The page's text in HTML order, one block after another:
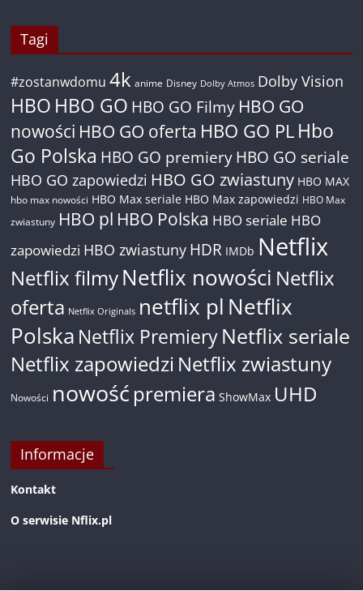
Tagi
#zostanwdomu 4k anime Disney Dolby Atmos Dolby Vision
HBO HBO GO HBO GO Filmy HBO GO
nowości HBO GO oferta HBO GO PL Hbo
Go Polska HBO GO premiery HBO GO seriale
HBO GO zapowiedzi HBO GO zwiastuny HBO MAX
hbo max nowości HBO Max seriale HBO Max zapowiedzi HBO Max
zwiastuny HBO pl HBO Polska HBO seriale HBO
zapowiedzi HBO zwiastuny HDR IMDb Netflix
Netflix filmyNetflix nowości Netflix
oferta Netflix Originals netflix pl Netflix
Polska Netflix PremieryNetflix seriale
Netflix zapowiedzi Netflix zwiastuny
Nowości nowość premiera ShowMax UHD
Informacje
Kontakt
O serwisie Nflix.pl